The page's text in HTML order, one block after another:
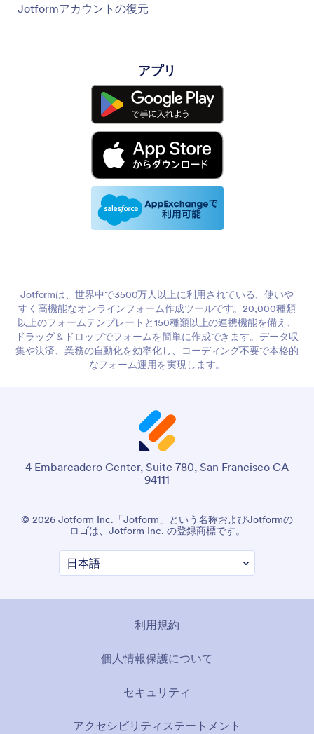
Jotformアカウントの復元
アプリ
Jotformは、世界中で3500万人以上に利用されている、使いや
すく高機能なオンラインフォーム作成ツールです。20,000種類
以上のフォームテンプレートと150種類以上の連携機能を備え、
ドラッグ＆ドロップでフォームを簡単に作成できます。データ収
集や決済、業務の自動化を効率化し、コーディング不要で本格的
なフォーム運用を実現します。
4 Embarcadero Center, Suite 780, San Francisco CA
94111
© 2026 Jotform Inc.「Jotform」という名称およびJotformの
ロゴは、Jotform Inc. の登録商標です。
利用規約
個人情報保護について
セキュリティ
アクセシビリティステートメント